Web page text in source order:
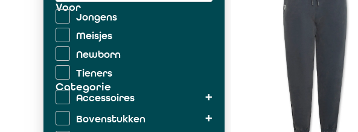
Voor
Jongens
Meisjes
Newborn
Tieners
Categorie
Accessoires
Bovenstukken